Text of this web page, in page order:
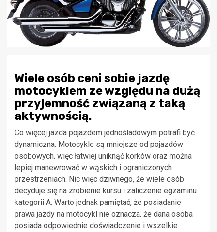
Wiele osób ceni sobie jazdę
motocyklem ze względu na dużą
przyjemność związaną z taką
aktywnością.
Co więcej jazda pojazdem jednośladowym potrafi być
dynamiczna. Motocykle są mniejsze od pojazdów
osobowych, więc łatwiej uniknąć korków oraz można
lepiej manewrować w wąskich i ograniczonych
przestrzeniach. Nic więc dziwnego, że wiele osób
decyduje się na zrobienie kursu i zaliczenie egzaminu
kategorii A. Warto jednak pamiętać, że posiadanie
prawa jazdy na motocykl nie oznacza, że dana osoba
posiada odpowiednie doświadczenie i wszelkie